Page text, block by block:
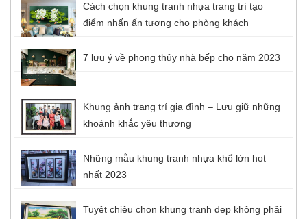
Cách chọn khung tranh nhựa trang trí tạo
điểm nhấn ấn tượng cho phòng khách
7 lưu ý về phong thủy nhà bếp cho năm 2023
Khung ảnh trang trí gia đình – Lưu giữ những
khoảnh khắc yêu thương
Những mẫu khung tranh nhựa khổ lớn hot
nhất 2023
Tuyệt chiêu chọn khung tranh đẹp không phải